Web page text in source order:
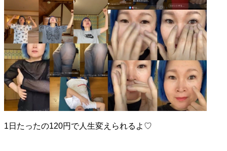
1日たったの120円で人生変えられるよ♡